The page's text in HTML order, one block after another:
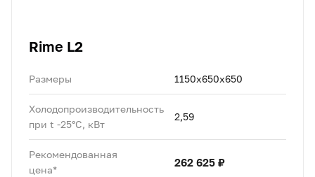
Rime L2
Размеры 1150x650x650
Холодопроизводительность
при t -25°C, кВт
2,59
Рекомендованная
цена*
262 625 ₽